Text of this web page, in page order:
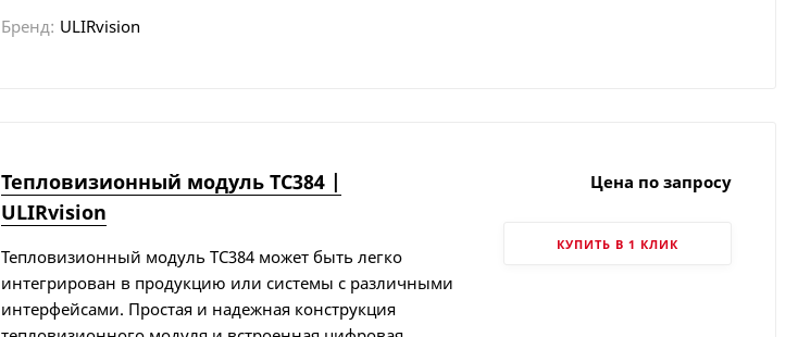
Бренд: ULIRvision
Тепловизионный модуль TC384 |
ULIRvision
Тепловизионный модуль TC384 может быть легко
интегрирован в продукцию или системы с различными
интерфейсами. Простая и надежная конструкция
Цена по запросу
КУПИТЬ В 1 КЛИК